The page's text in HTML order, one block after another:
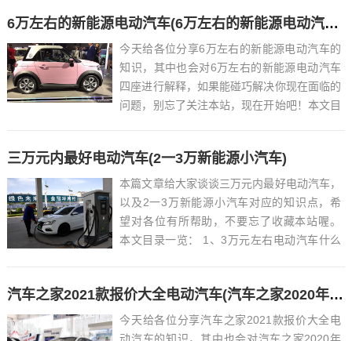
6万左右的新能源电动汽车(6万左右的新能源电动汽车四座)
今天给各位分享6万左右的新能源电动汽车的
知识，其中也会对6万左右的新能源电动汽车
四座进行解释，如果能碰巧解决你现在面临的
问题，别忘了关注本站，现在开始吧！本文目
三万元内最好电动汽车(2一3万新能源小汽车)
本篇文章给大家谈谈三万元内最好电动汽车，
以及2一3万新能源小汽车对应的知识点，希
望对各位有所帮助，不要忘了收藏本站喔。
本文目录一览： 1、3万元左右电动汽车什么
汽车之家2021款报价大全电动汽车(汽车之家2020年最新能源汽车报价)
今天给各位分享汽车之家2021款报价大全电
动汽车的知识，其中也会对汽车之家2020年